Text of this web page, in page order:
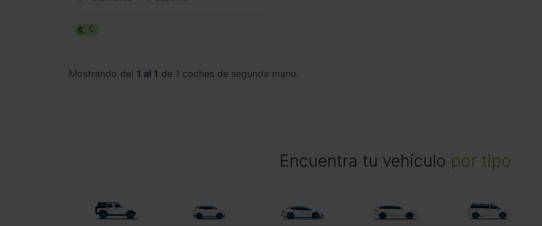
C
Mostrando del 1 al 1 de 1 coches de segunda mano.
Encuentra tu vehículo por tipo